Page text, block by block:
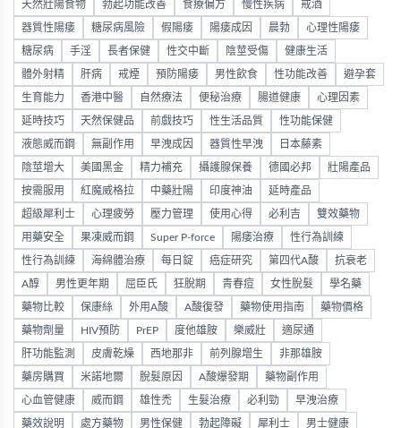
天然壯陽食物 勃起功能改善 食療偏方 慢性疾病 戒酒
器質性陽痿 糖尿病風險 假陽痿 陽痿成因 晨勃 心理性陽痿
糖尿病 手淫 長者保健 性交中斷 陰莖受傷 健康生活
體外射精 肝病 戒煙 預防陽痿 男性飲食 性功能改善 避孕套
生育能力 香港中醫 自然療法 便秘治療 腸道健康 心理因素
延時技巧 天然保健品 前戲技巧 性生活品質 性功能保健
液態威而鋼 無副作用 早洩成因 器質性早洩 日本藤素
陰莖增大 美國黑金 精力補充 攝護腺保養 德國必邦 壯陽產品
按需服用 紅魔威格拉 中藥壯陽 印度神油 延時產品
超級犀利士 心理疲勞 壓力管理 使用心得 必利吉 雙效藥物
用藥安全 果凍威而鋼 Super P-force 陽痿治療 性行為訓練
性行為訓練 海綿體治療 每日錠 癌症研究 第四代A酸 抗衰老
A醇 男性更年期 屈臣氏 狂脫期 青春痘 女性脫髮 學名藥
藥物比較 保康絲 外用A酸 A酸復發 藥物使用指南 藥物價格
藥物劑量 HIV預防 PrEP 度他雄胺 樂威壯 適尿通
肝功能監測 皮膚乾燥 西地那非 前列腺增生 非那雄胺
藥房購買 米諾地爾 脫髮原因 A酸爆發期 藥物副作用
心血管健康 威而鋼 雄性禿 生髮治療 必利勁 早洩治療
藥效說明 處方藥物 男性保健 勃起障礙 犀利士 男士健康